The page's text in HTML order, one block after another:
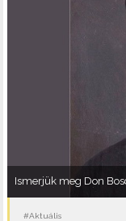
Ismerjük meg Don
#Aktuális